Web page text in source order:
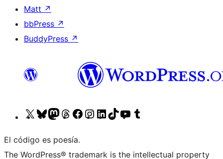
Matt ↗
bbPress ↗
BuddyPress ↗
Visita
cuenta
Visita
cuenta
Visita
cuenta
Visita
cuenta
VisitaVisitaVisitaVisitaVisita
El código es poesía.
The WordPress® trademark is the intellectual property